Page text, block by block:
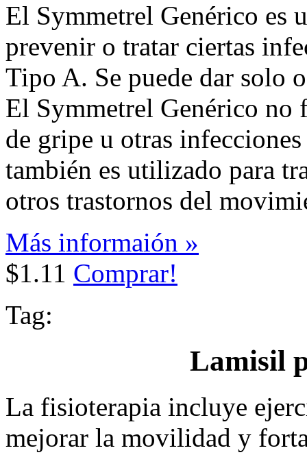
El Symmetrel Genérico es
prevenir o tratar ciertas
Tipo A. Se puede dar solo
El Symmetrel Genérico no
de gripe u otras
también es utilizado para
otros trastornos del
Más informaión »
$1.11 Comprar!
Tag:
Lamisil
La fisioterapia incluye
mejorar la movilidad y